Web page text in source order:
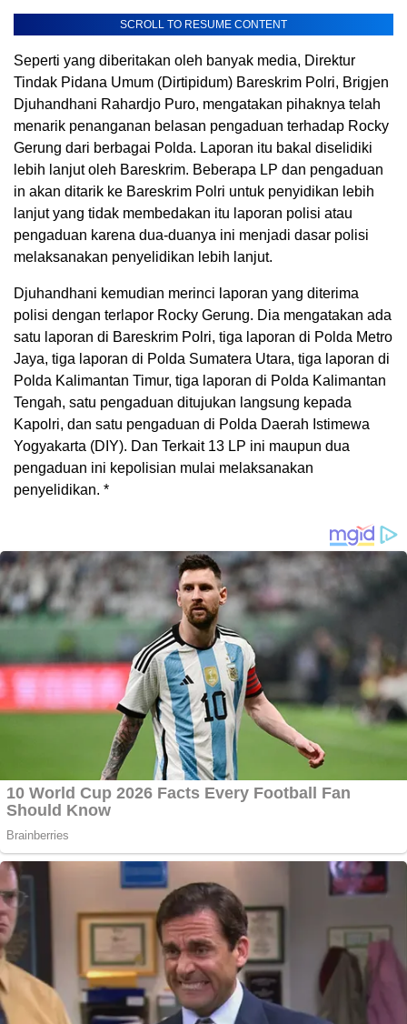
SCROLL TO RESUME CONTENT
Seperti yang diberitakan oleh banyak media, Direktur
Tindak Pidana Umum (Dirtipidum) Bareskrim Polri, Brigjen
Djuhandhani Rahardjo Puro, mengatakan pihaknya telah
menarik penanganan belasan pengaduan terhadap Rocky
Gerung dari berbagai Polda. Laporan itu bakal diselidiki
lebih lanjut oleh Bareskrim. Beberapa LP dan pengaduan
in akan ditarik ke Bareskrim Polri untuk penyidikan lebih
lanjut yang tidak membedakan itu laporan polisi atau
pengaduan karena dua-duanya ini menjadi dasar polisi
melaksanakan penyelidikan lebih lanjut.
Djuhandhani kemudian merinci laporan yang diterima
polisi dengan terlapor Rocky Gerung. Dia mengatakan ada
satu laporan di Bareskrim Polri, tiga laporan di Polda Metro
Jaya, tiga laporan di Polda Sumatera Utara, tiga laporan di
Polda Kalimantan Timur, tiga laporan di Polda Kalimantan
Tengah, satu pengaduan ditujukan langsung kepada
Kapolri, dan satu pengaduan di Polda Daerah Istimewa
Yogyakarta (DIY). Dan Terkait 13 LP ini maupun dua
pengaduan ini kepolisian mulai melaksanakan
penyelidikan. *